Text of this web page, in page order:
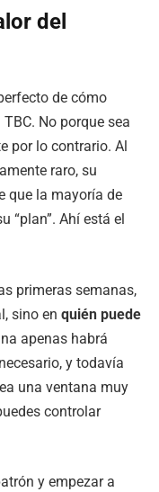
del
de cómo
No porque sea
por lo contrario. Al
raro, su
que la mayoría de
“plan”. Ahí está el
primeras semanas,
sino en quién puede
apenas habrá
y todavía
una ventana muy
controlar
y empezar a